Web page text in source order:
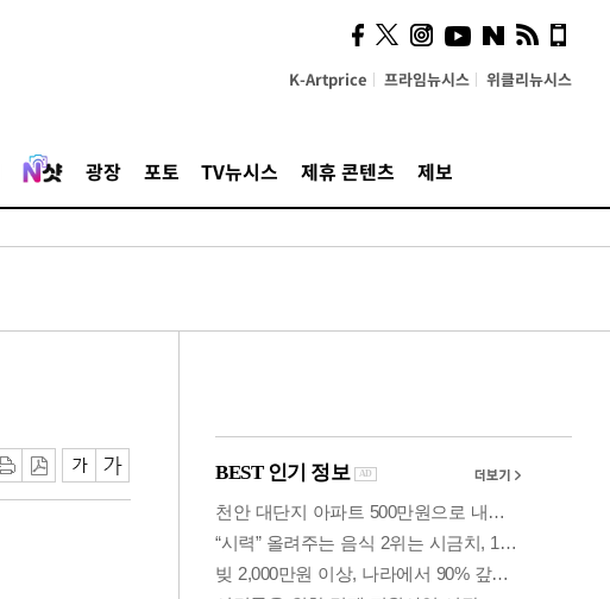
K-Artprice 프라임뉴시스 위클리뉴시스
광장 포토 TV뉴시스 제휴 콘텐츠 제보
"5·8·9호선 출퇴근 혼잡,
정부 국비지원 필요"